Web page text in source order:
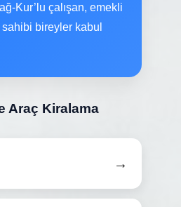
Kur’lu çalışan, emekli
bireyler kabul
Araç Kiralama
→